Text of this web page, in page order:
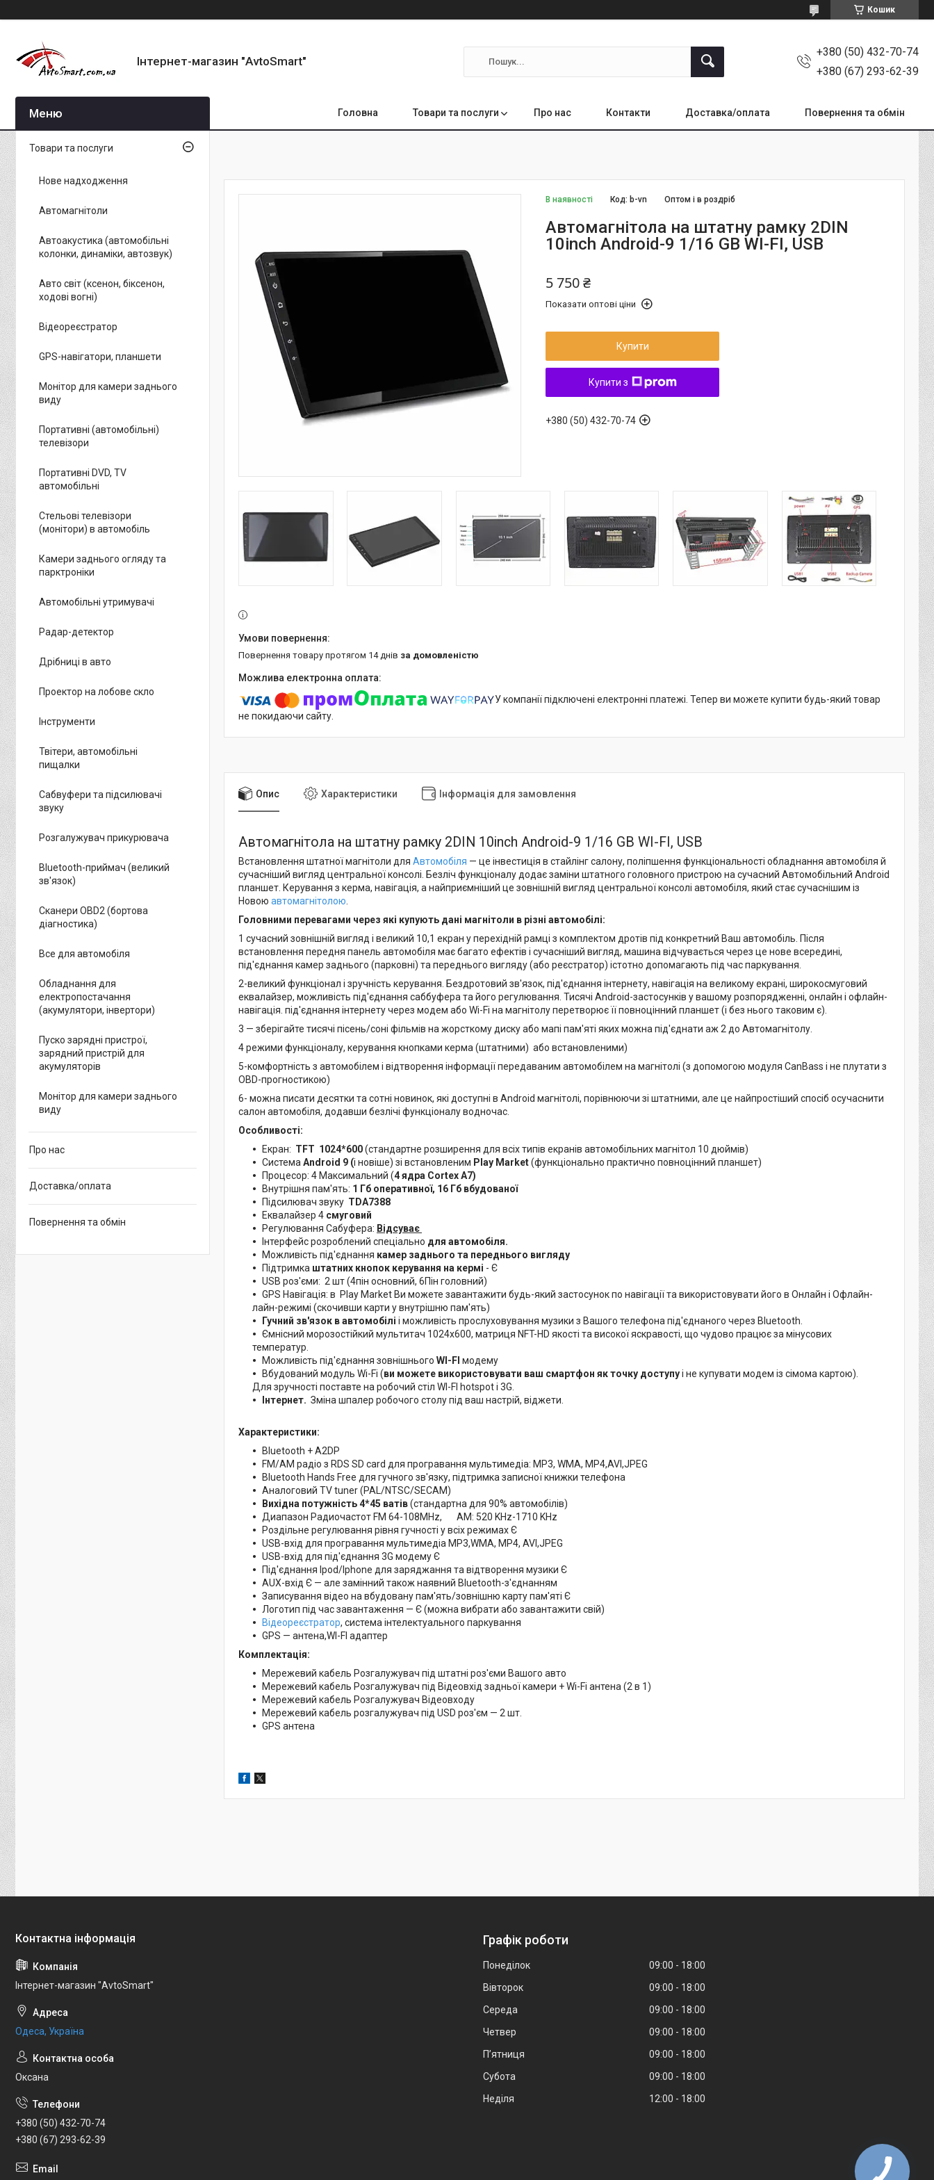
Кошик
Інтернет-магазин "AvtoSmart"
+380 (50) 432-70-74
+380 (67) 293-62-39
Головна Товари та послуги Про нас Контакти Доставка/оплата Повернення та обмін
В наявності Оптом і в роздріб
Код: b-vn
Автомагнітола на штатну рамку 2DIN
10inch Android-9 1/16 GB WI-FI, USB
5 750 ₴
Показати оптові ціни
Купити
Купити з
+380 (50) 432-70-74
повернення товару протягом 14 днів за домовленістю
У компанії підключені електронні платежі. Тепер ви можете купити будь-який товар
не покидаючи сайту.
Опис Характеристики Інформація для замовлення
Автомагнітола на штатну рамку 2DIN 10inch Android-9 1/16 GB WI-FI, USB
Встановлення штатної магнітоли для Автомобіля — це інвестиція в стайлінг салону, поліпшення функціональності обладнання автомобіля й
сучасніший вигляд центральної консолі. Безліч функціоналу додає заміни штатного головного пристрою на сучасний Автомобільний Android
планшет. Керування з керма, навігація, а найприємніший це зовнішній вигляд центральної консолі автомобіля, який стає сучаснішим із
Новою автомагнітолою
Головними перевагами через які купують дані магнітоли в різні автомобілі:
1 сучасний зовнішній вигляд і великий 10,1 екран у перехідній рамці з комплектом дротів під конкретний Ваш автомобіль. Після
встановлення передня панель автомобіля має багато ефектів і сучасніший вигляд, машина відчувається через це нове всередині,
під'єднання камер заднього (парковні) та переднього вигляду (або реєстратор) істотно допомагають під час паркування.
2-великий функціонал і зручність керування. Бездротовий зв'язок, під'єднання інтернету, навігація на великому екрані, широкосмуговий
еквалайзер, можливість під'єднання саббуфера та його регулювання. Тисячі Android-застосунків у вашому розпорядженні, онлайн і офлайн-
навігація. під'єднання інтернету через модем або Wi-Fi на магнітолу перетворює її повноцінний планшет (і без нього таковим є).
3 — зберігайте тисячі пісень/соні фільмів на жорсткому диску або мапі пам'яті яких можна під'єднати аж 2 до Автомагнітолу.
4 режими функціоналу, керування кнопками керма (штатними) або встановленими)
5-комфортність з автомобілем і відтворення інформації передаваним автомобілем на магнітолі (з допомогою модуля CanBass і не плутати з
OBD-прогностикою)
6- можна писати десятки та сотні новинок, які доступні в Android магнітолі, порівнюючи зі штатними, але це найпростіший спосіб осучаснити
салон автомобіля, додавши безлічі функціоналу водночас.
Особливості:
Екран: TFT 1024*600(стандартне розширення для всіх типів екранів автомобільних магнітол 10 дюймів)
Система Android 9 (і новіше) зі встановленим Play Market(функціонально практично повноцінний планшет)
Процесор: 4 Максимальний (4 ядра Cortex A7)
Внутрішня пам'ять: 1 Гб оперативної, 16 Гб вбудованої
Підсилювач звуку TDA7388
Еквалайзер 4 смуговий
Регулювання Сабуфера: Відсуває
Інтерфейс розроблений спеціально для автомобіля.
Можливість під'єднання камер заднього та переднього вигляду
Підтримка штатних кнопок керування на кермі - Є
USB роз'єми: 2 шт (4пін основний, 6Пін головний)
GPS Навігація: в Play Market Ви можете завантажити будь-який застосунок по навігації та використовувати його в Онлайн і Офлайн-
лайн-режимі (скочивши карти у внутрішню пам'ять)
Гучний зв'язок в автомобілі і можливість прослуховування музики з Вашого телефона під'єднаного через Bluetooth.
Ємнісний морозостійкий мультитач 1024х600, матриця NFT-HD якості та високої яскравості, що чудово працює за мінусових
температур.
Можливість під'єднання зовнішнього WI-FI модему
Вбудований модуль Wi-Fi (ви можете використовувати ваш смартфон як точку доступуі не купувати модем із сімома картою).
Для зручності поставте на робочий стіл WI-FI hotspot і 3G.
Інтернет. Зміна шпалер робочого столу під ваш настрій, віджети.
Характеристики:
Вluetooth + A2DP
FM/AM радіо з RDS SD card для програвання мультимедіа: MP3, WMA, MP4,AVI,JPEG
Bluetooth Hands Free для гучного зв'язку, підтримка записної книжки телефона
Аналоговий TV tuner (PAL/NTSC/SECAM)
Вихідна потужність 4*45 ватів(стандартна для 90% автомобілів)
Диапазон Радиочастот FM 64-108MHz, AM: 520 KHz-1710 KHz
Роздільне регулювання рівня гучності у всіх режимах Є
USB-вхід для програвання мультимедіа MP3,WMA, MP4, AVI,JPEG
USB-вхід для під'єднання 3G модему Є
Під'єднання Ipod/Iphone для заряджання та відтворення музики Є
AUX-вхід Є — але замінний також наявний Bluetooth-з'єднанням
Записування відео на вбудовану пам'ять/зовнішню карту пам'яті Є
Логотип під час завантаження — Є (можна вибрати або завантажити свій)
Відеореєстратор, система інтелектуального паркування
GPS — антена,WI-FI адаптер
Комплектація:
Мережевий кабель Розгалужувач під штатні роз'єми Вашого авто
Мережевий кабель Розгалужувач під Відеовхід задньої камери + Wi-Fi антена (2 в 1)
Мережевий кабель Розгалужувач Відеовходу
Мережевий кабель розгалужувач під USD роз'єм — 2 шт.
GPS антена
Товари та послуги
Нове надходження
Автомагнітоли
Автоакустика (автомобільні
колонки, динаміки, автозвук)
Авто світ (ксенон, біксенон,
ходові вогні)
Відеореєстратор
GPS-навігатори, планшети
Монітор для камери заднього
виду
Портативні (автомобільні)
телевізори
Портативні DVD, TV
автомобільні
Стельові телевізори
(монітори) в автомобіль
Камери заднього огляду та
парктроніки
Автомобільні утримувачі
Радар-детектор
Дрібниці в авто
Проектор на лобове скло
Інструменти
Твітери, автомобільні
пищалки
Сабвуфери та підсилювачі
звуку
Розгалужувач прикурювача
Bluetooth-приймач (великий
зв'язок)
Сканери OBD2 (бортова
діагностика)
Все для автомобіля
Обладнання для
електропостачання
(акумулятори, інвертори)
Пуско зарядні пристрої,
зарядний пристрій для
акумуляторів
Монітор для камери заднього
виду
Про нас
Доставка/оплата
Повернення та обмін
Інтернет-магазин "AvtoSmart"
Одеса, Україна
Оксана
+380 (50) 432-70-74
+380 (67) 293-62-39
Графік роботи
Понеділок 09:00
18:00
Вівторок
09:00
18:00
Середа
09:00
18:00
Четвер
09:00
18:00
Пʼятниця
09:00
18:00
Субота
09:00
18:00
Неділя
12:00 18:00